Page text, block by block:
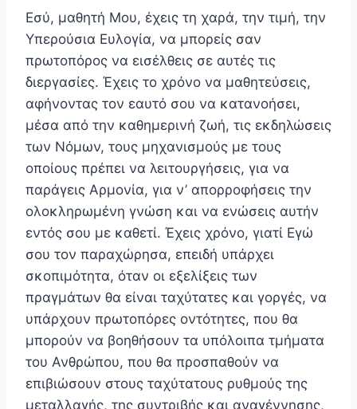
Εσύ, μαθητή Μου, έχεις τη χαρά, την τιμή, την
Υπερούσια Ευλογία, να μπορείς σαν
πρωτοπόρος να εισέλθεις σε αυτές τις
διεργασίες. Έχεις το χρόνο να μαθητεύσεις,
αφήνοντας τον εαυτό σου να κατανοήσει,
μέσα από την καθημερινή ζωή, τις εκδηλώσεις
των Νόμων, τους μηχανισμούς με τους
οποίους πρέπει να λειτουργήσεις, για να
παράγεις Αρμονία, για ν’ απορρο­φήσεις την
ολοκληρωμένη γνώση και να ενώσεις αυτήν
εντός σου με καθετί. Έχεις χρόνο, γιατί Εγώ
σου τον παραχώρησα, επειδή υπάρχει
σκοπιμότητα, όταν οι εξελίξεις των
πραγμάτων θα είναι ταχύτατες και γοργές, να
υπάρχουν πρωτοπόρες οντότητες, που θα
μπορούν να βοηθήσουν τα υπόλοιπα τμήματα
του Ανθρώπου, που θα προσπαθούν να
επιβιώσουν στους ταχύτατους ρυθμούς της
μεταλλαγής, της συντριβής και αναγέννησης,